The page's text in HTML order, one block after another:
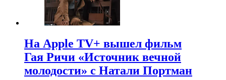
На Apple TV+ вышел фильм
Гая Ричи «Источник вечной
молодости» с Натали Портман